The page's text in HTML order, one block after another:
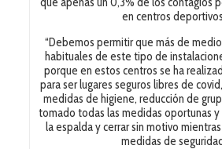
en centros
“Debemos permitir que más de
habituales de este tipo de
porque en estos centros se ha
para ser lugares seguros libres de
medidas de higiene, reducción de
tomado todas las medidas oportunas
la espalda y cerrar sin motivo
medidas de